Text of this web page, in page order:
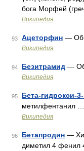
бога Морфей
Википедия
93 Ацеторфин —
Википедия
94 Безитрамид —
Википедия
95 Бета-гидрокси-
метилфентанил …
Википедия
96 Бетапродин —
диметил 4 фенил